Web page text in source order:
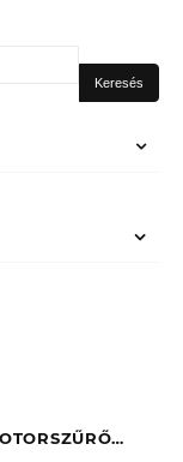
Keresés